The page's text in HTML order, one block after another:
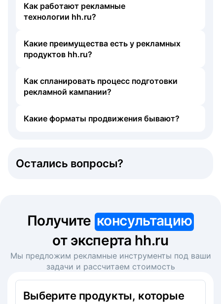
Как работают рекламные
технологии hh.ru?
Какие преимущества есть у рекламных
продуктов hh.ru?
Как спланировать процесс подготовки
рекламной кампании?
Какие форматы продвижения бывают?
Остались вопросы?
Получите консультацию
от эксперта hh.ru
Мы предложим рекламные инструменты под ваши
задачи и рассчитаем стоимость
Выберите продукты, которые